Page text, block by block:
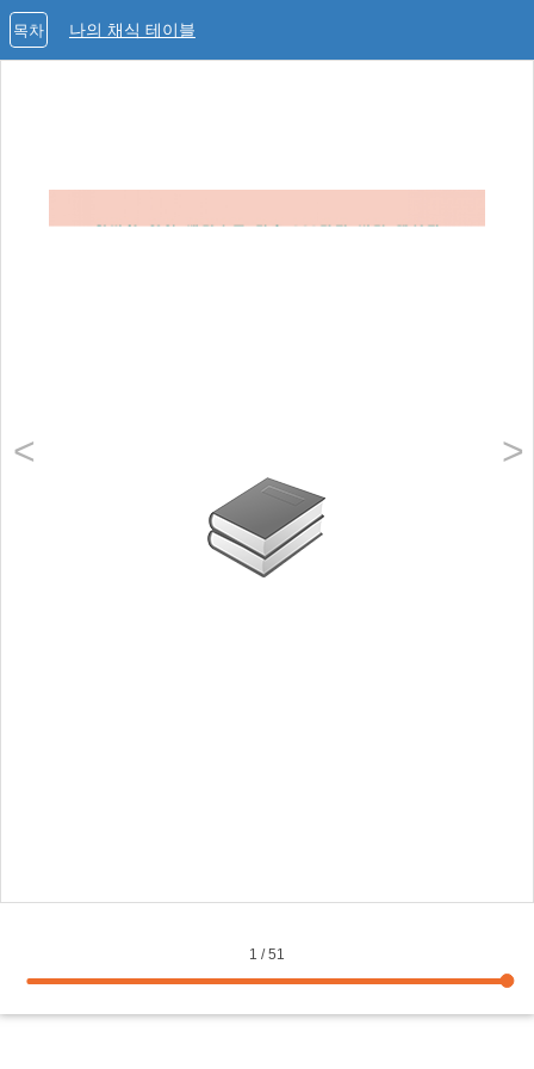
나의 채식 테이블
목차
< >
1 /51